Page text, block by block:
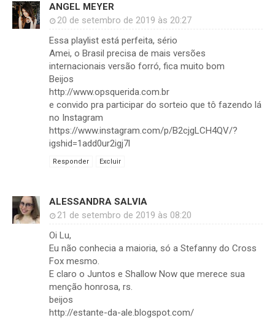
ANGEL MEYER
20 de setembro de 2019 às 20:27
Essa playlist está perfeita, sério
Amei, o Brasil precisa de mais versões
internacionais versão forró, fica muito bom
Beijos
http://www.opsquerida.com.br
e convido pra participar do sorteio que tô fazendo lá
no Instagram
https://www.instagram.com/p/B2cjgLCH4QV/?
igshid=1add0ur2igj7l
Responder Excluir
ALESSANDRA SALVIA
21 de setembro de 2019 às 08:20
Oi Lu,
Eu não conhecia a maioria, só a Stefanny do Cross
Fox mesmo.
E claro o Juntos e Shallow Now que merece sua
menção honrosa, rs.
beijos
http://estante-da-ale.blogspot.com/